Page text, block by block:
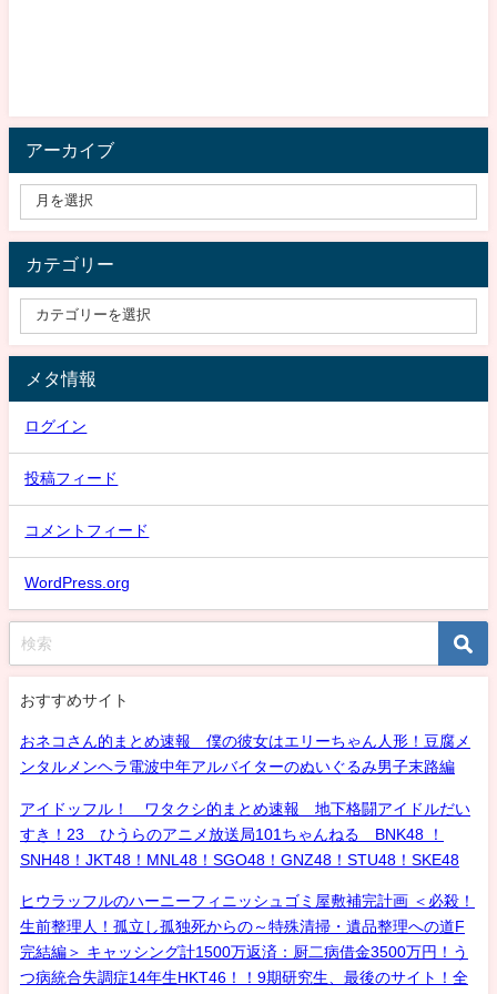
アーカイブ
カテゴリー
メタ情報
ログイン
投稿フィード
コメントフィード
WordPress.org
おすすめサイト
おネコさん的まとめ速報 僕の彼女はエリーちゃん人形！豆腐メ
ンタルメンヘラ電波中年アルバイターのぬいぐるみ男子末路編
アイドッフル！ ワタクシ的まとめ速報 地下格闘アイドルだい
すき！23 ひうらのアニメ放送局101ちゃんねる BNK48 ！
SNH48！JKT48！MNL48！SGO48！GNZ48！STU48！SKE48
ヒウラッフルのハーニーフィニッシュゴミ屋敷補完計画 ＜必殺！
生前整理人！孤立し孤独死からの～特殊清掃・遺品整理への道F
完結編＞ キャッシング計1500万返済：厨二病借金3500万円！う
つ病統合失調症14年生HKT46！！9期研究生、最後のサイト！全